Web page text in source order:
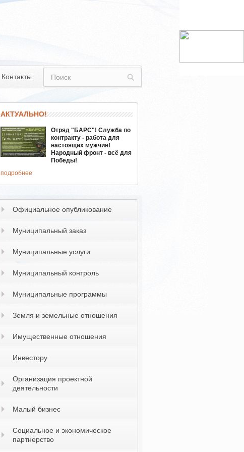
Контакты
АКТУАЛЬНО!
Отряд "БАРС"! Служба по
контракту - работа для
настоящих мужчин!
Народный фронт - всё для
Победы!
подробнее
Официальное опубликование
Муниципальный заказ
Муниципальные услуги
Муниципальный контроль
Муниципальные программы
Земля и земельные отношения
Имущественные отношения
Инвестору
Организация проектной
деятельности
Малый бизнес
Социальное и экономическое
партнерство